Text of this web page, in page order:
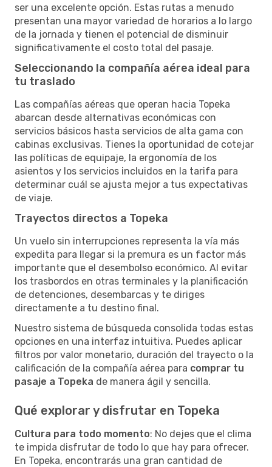
ser una excelente opción. Estas rutas a menudo
presentan una mayor variedad de horarios a lo largo
de la jornada y tienen el potencial de disminuir
significativamente el costo total del pasaje.
Seleccionando la compañía aérea ideal para
tu traslado
Las compañías aéreas que operan hacia Topeka
abarcan desde alternativas económicas con
servicios básicos hasta servicios de alta gama con
cabinas exclusivas. Tienes la oportunidad de cotejar
las políticas de equipaje, la ergonomía de los
asientos y los servicios incluidos en la tarifa para
determinar cuál se ajusta mejor a tus expectativas
de viaje.
Trayectos directos a Topeka
Un vuelo sin interrupciones representa la vía más
expedita para llegar si la premura es un factor más
importante que el desembolso económico. Al evitar
los trasbordos en otras terminales y la planificación
de detenciones, desembarcas y te diriges
directamente a tu destino final.
Nuestro sistema de búsqueda consolida todas estas
opciones en una interfaz intuitiva. Puedes aplicar
filtros por valor monetario, duración del trayecto o la
calificación de la compañía aérea para comprar tu
pasaje a Topeka de manera ágil y sencilla.
Qué explorar y disfrutar en Topeka
Cultura para todo momento: No dejes que el clima
te impida disfrutar de todo lo que hay para ofrecer.
En Topeka, encontrarás una gran cantidad de